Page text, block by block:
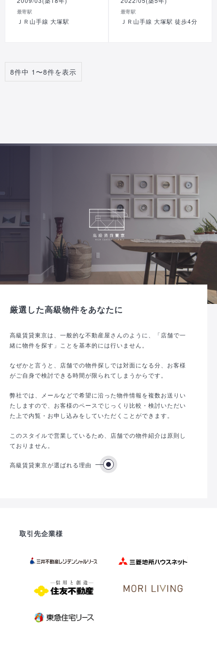
最寄駅
ＪＲ山手線 大塚駅
最寄駅
ＪＲ山手線 大塚駅 徒歩4分
8件中 1〜8件を表示
厳選した高級物件をあなたに
高級賃貸東京は、一般的な不動産屋さんのように、「店舗で一
緒に物件を探す」ことを基本的には行いません。
なぜかと言うと、店舗での物件探しでは対面になる分、お客様
がご自身で検討できる時間が限られてしまうからです。
弊社では、メールなどで希望に沿った物件情報を複数お送りい
たしますので、お客様のペースでじっくり比較・検討いただい
た上で内覧・お申し込みをしていただくことができます。
このスタイルで営業しているため、店舗での物件紹介は原則し
ておりません。
高級賃貸東京が選ばれる理由
取引先企業様